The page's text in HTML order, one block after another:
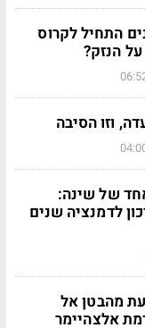
מסוכן בן 120 שנים התחיל לקרוס
הנזק?
וזו הסיבה
של שינה:
לדמנציה שנים
מהבטן אל
אלצהיימר